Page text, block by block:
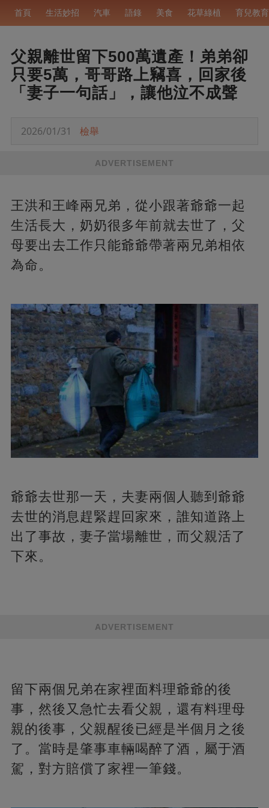
首頁 生活妙招 汽車 語錄 美食 花草綠植 育兒教育
父親離世留下500萬遺產！弟弟卻
只要5萬，哥哥路上竊喜，回家後
「妻子一句話」，讓他泣不成聲
2026/01/31 檢舉
ADVERTISEMENT
王洪和王峰兩兄弟，從小跟著爺爺一起
生活長大，奶奶很多年前就去世了，父
母要出去工作只能爺爺帶著兩兄弟相依
為命。
爺爺去世那一天，夫妻兩個人聽到爺爺
去世的消息趕緊趕回家來，誰知道路上
出了事故，妻子當場離世，而父親活了
下來。
ADVERTISEMENT
留下兩個兄弟在家裡面料理爺爺的後
事，然後又急忙去看父親，還有料理母
親的後事，父親醒後已經是半個月之後
了。當時是肇事車輛喝醉了酒，屬于酒
駕，對方賠償了家裡一筆錢。